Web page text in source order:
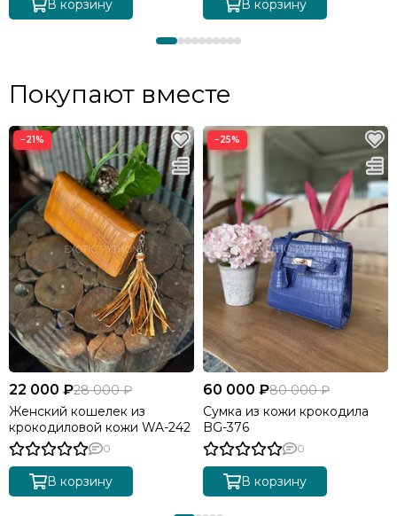
В корзину В корзину
Покупают вместе
−21%
22 000 ₽28 000 ₽
Женский кошелек из
крокодиловой кожи WA-242
0
В корзину
−25%
60 000 ₽80 000 ₽
Сумка из кожи крокодила
BG-376
0
В корзину